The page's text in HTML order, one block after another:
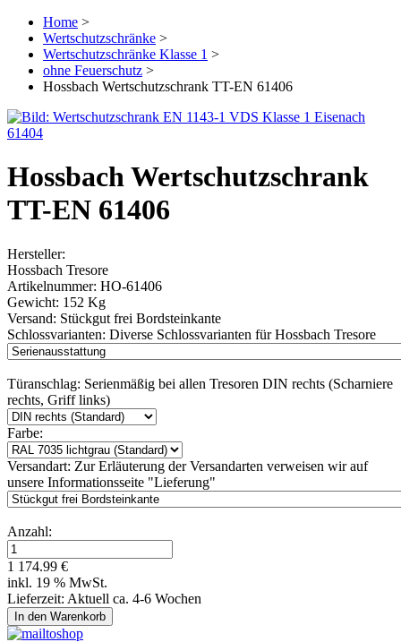
Home >
Wertschutzschränke >
Wertschutzschränke Klasse 1 >
ohne Feuerschutz >
Hossbach Wertschutzschrank TT-EN 61406
Hossbach Wertschutzschrank
TT-EN 61406
Hersteller:
Hossbach Tresore
Artikelnummer: HO-61406
Gewicht: 152 Kg
Versand: Stückgut frei Bordsteinkante
Schlossvarianten: Diverse Schlossvarianten für Hossbach Tresore
Türanschlag: Serienmäßig bei allen Tresoren DIN rechts (Scharniere
rechts, Griff links)
Farbe:
Versandart: Zur Erläuterung der Versandarten verweisen wir auf
unsere Informationsseite "Lieferung"
Anzahl:
1 174.99 €
inkl. 19 % MwSt.
Lieferzeit: Aktuell ca. 4-6 Wochen